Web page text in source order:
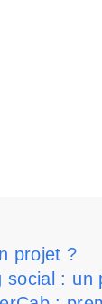
projet ?
social : un